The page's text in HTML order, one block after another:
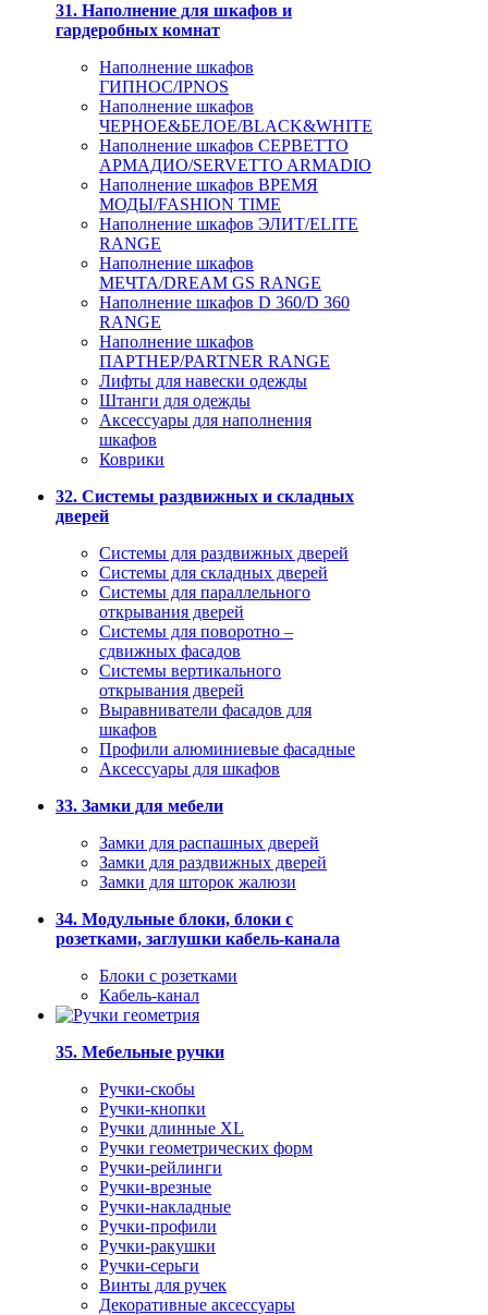
31. Наполнение для шкафов и
гардеробных комнат
Наполнение шкафов
ГИПНОС/IPNOS
Наполнение шкафов
ЧЕРНОЕ&БЕЛОЕ/BLACK&WHITE
Наполнение шкафов СЕРВЕТТО
АРМАДИО/SERVETTO ARMADIO
Наполнение шкафов ВРЕМЯ
МОДЫ/FASHION TIME
Наполнение шкафов ЭЛИТ/ELITE
RANGE
Наполнение шкафов
МЕЧТА/DREAM GS RANGE
Наполнение шкафов D 360/D 360
RANGE
Наполнение шкафов
ПАРТНЕР/PARTNER RANGE
Лифты для навески одежды
Штанги для одежды
Аксессуары для наполнения
шкафов
Коврики
32. Системы раздвижных и складных
дверей
Системы для раздвижных дверей
Системы для складных дверей
Системы для параллельного
открывания дверей
Системы для поворотно –
сдвижных фасадов
Системы вертикального
открывания дверей
Выравниватели фасадов для
шкафов
Профили алюминиевые фасадные
Аксессуары для шкафов
33. Замки для мебели
Замки для распашных дверей
Замки для раздвижных дверей
Замки для шторок жалюзи
34. Модульные блоки, блоки с
розетками, заглушки кабель-канала
Блоки с розетками
Кабель-канал
35. Мебельные ручки
Ручки-скобы
Ручки-кнопки
Ручки длинные XL
Ручки геометрических форм
Ручки-рейлинги
Ручки-врезные
Ручки-накладные
Ручки-профили
Ручки-ракушки
Ручки-серьги
Винты для ручек
Декоративные аксессуары